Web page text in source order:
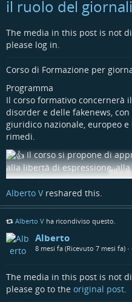
Da Ungheria di Orban.
Da America di Trump.
Stanno sostituendo lo Stato
decreto che ce lo renderà di
Eccola, la loro idea di
# lorenzotosa
#decretosicurezza
#statodipolizia
@
@news
@politica
#NoInceneritore#Roma#
#RifiutiZero#
il ruolo del
The media in this post is not
please log in.
Corso di Formazione per
Programma
Il corso formativo concernerà
disorder e delle fakenews,
giuridico nazionale, europeo
rimedi.
Il corso si propone di
alla libertà di espressione,
dell’informazione e alle
Verranno esaminati
nazionali e internazionali,
in un panorama sempre più
è di rilevante importanza
sulla credibilità
Verrà analizzato l’articolo
tutela della libertà di
Alberto Vreshared this.
Alberto V ha ricondiviso questo.
Alberto
8 mesi fa (Ricevuto 7 mesi fa) •
The media in this post is not
please go to the original post